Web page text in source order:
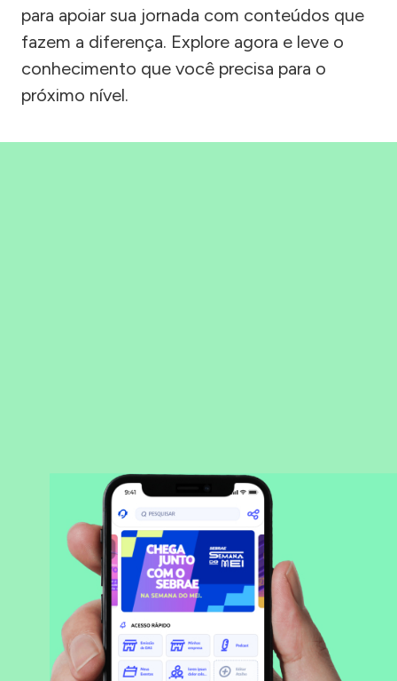
para apoiar sua jornada com conteúdos que
fazem a diferença. Explore agora e leve o
conhecimento que você precisa para o
próximo nível.